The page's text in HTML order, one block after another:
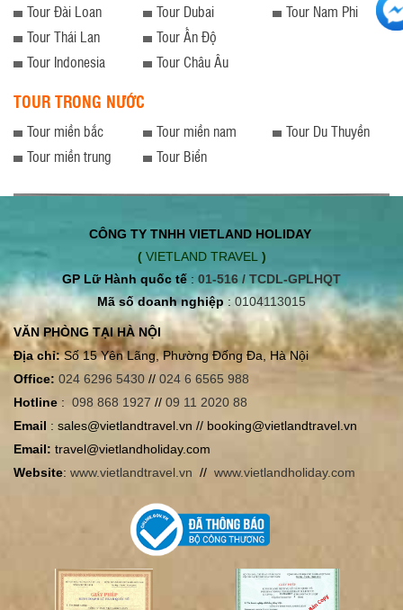
Tour Đài Loan
Tour Thái Lan
Tour Indonesia
Tour Dubai
Tour Ấn Độ
Tour Châu Âu
Tour Nam Phi
TOUR TRONG NƯỚC
Tour miền bắc
Tour miền trung
Tour miền nam
Tour Biển
Tour Du Thuyền
CÔNG TY TNHH VIETLAND HOLIDAY
( VIETLAND TRAVEL )
GP Lữ Hành quốc tế : 01-516 / TCDL-GPLHQT
Mã số doanh nghiệp: 0104113015
VĂN PHÒNG TẠI HÀ NỘI
Địa chỉ:Số 15 Yên Lãng, Phường Đống Đa, Hà Nội
Office: 024 6296 5430 // 024 6 6565 988
Hotline : 098 868 1927 // 09 11 2020 88
Email : sales@vietlandtravel.vn // booking@vietlandtravel.vn
Email: travel@vietlandholiday.com
Website: www.vietlandtravel.vn // www.vietlandholiday.com